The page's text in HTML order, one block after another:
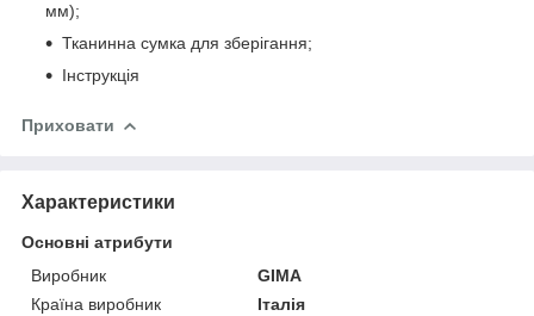
мм);
Тканинна сумка для зберігання;
Інструкція
Приховати
Характеристики
Основні атрибути
Виробник
GIMA
Країна виробник
Італія